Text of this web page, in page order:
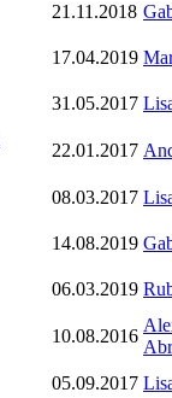
21.11.2018
17.04.2019
31.05.2017
22.01.2017
08.03.2017
14.08.2019
06.03.2019
10.08.2016
05.09.2017